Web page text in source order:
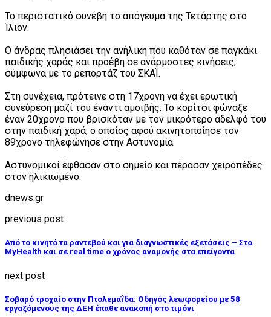
Το περιστατικό συνέβη το απόγευμα της Τετάρτης στο
Ίλιον.
Ο άνδρας πλησιάσει την ανήλικη που καθόταν σε παγκάκι
παιδικής χαράς και προέβη σε ανάρμοστες κινήσεις,
σύμφωνα με το ρεπορτάζ του ΣΚΑΪ.
Στη συνέχεια, πρότεινε στη 17χρονη να έχει ερωτική
συνεύρεση μαζί του έναντι αμοιβής. Το κορίτσι φώναξε
έναν 20χρονο που βρισκόταν με τον μικρότερο αδελφό του
στην παιδική χαρά, ο οποίος αφού ακινητοποίησε τον
89χρονο τηλεφώνησε στην Αστυνομία.
Αστυνομικοί έφθασαν στο σημείο και πέρασαν χειροπέδες
στον ηλικιωμένο.
dnews.gr
previous post
Από το κινητό τα ραντεβού και για διαγνωστικές εξετάσεις – Στο
MyHealth και σε real time ο χρόνος αναμονής στα επείγοντα
next post
Σοβαρό τροχαίο στην Πτολεμαΐδα: Οδηγός λεωφορείου με 58
εργαζόμενους της ΔΕΗ έπαθε ανακοπή στο τιμόνι